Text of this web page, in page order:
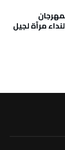
مرآة لجيل